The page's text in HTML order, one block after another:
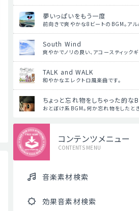
夢いっぱいをもう一度
前向きで爽やかな8ビートのBGM。ア
South Wind
爽やかでノリの良い、アコースティック
TALK and WALK
和やかなエレクトロ風楽曲です。
ちょっと忘れ物をしちゃった的な
おとぼけ系BGM。何か忘れ物をした
コンテンツメニュー
CONTENTS MENU
音楽素材検索
効果音素材検索